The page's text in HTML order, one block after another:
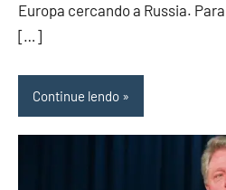
Europa cercando a Russia.
[…]
Continue lendo